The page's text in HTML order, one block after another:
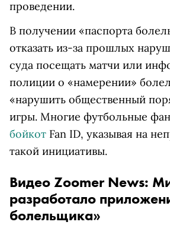
проведении.
В получении «паспорта
отказать из-за прошлых
суда посещать матчи или
полиции о «намерении»
«нарушить общественный
игры. Многие футбольные
бойкот Fan ID, указывая на
такой инициативы.
Видео Zoomer News:
разработало
болельщика»